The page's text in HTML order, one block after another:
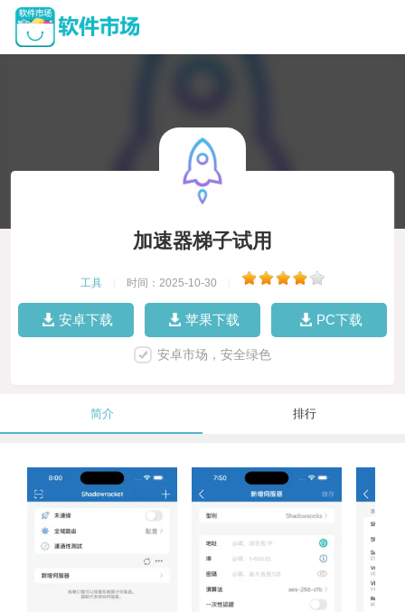
加速器梯子试用
工具 时间：2025-10-30
安卓下载 苹果下载 PC下载
安卓市场，安全绿色
简介 排行